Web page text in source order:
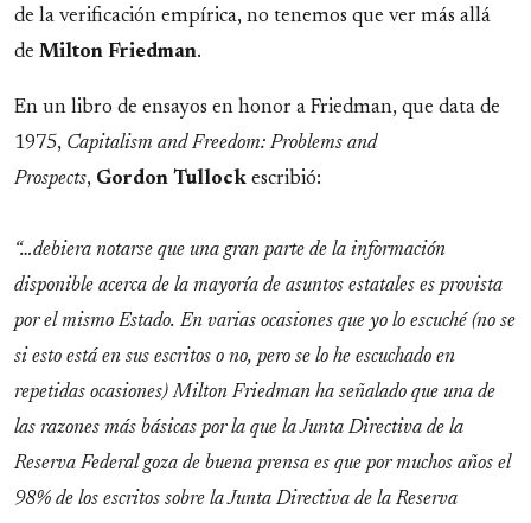
de la verificación empírica, no tenemos que ver más allá
de Milton Friedman.
En un libro de ensayos en honor a Friedman, que data de
1975, Capitalism and Freedom: Problems and
Prospects, Gordon Tullock escribió:
“…debiera notarse que una gran parte de la información
disponible acerca de la mayoría de asuntos estatales es provista
por el mismo Estado. En varias ocasiones que yo lo escuché (no se
si esto está en sus escritos o no, pero se lo he escuchado en
repetidas ocasiones) Milton Friedman ha señalado que una de
las razones más básicas por la que la Junta Directiva de la
Reserva Federal goza de buena prensa es que por muchos años el
98% de los escritos sobre la Junta Directiva de la Reserva